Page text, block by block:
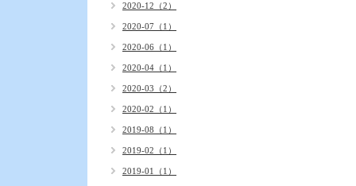
2020-12（2）
2020-07（1）
2020-06（1）
2020-04（1）
2020-03（2）
2020-02（1）
2019-08（1）
2019-02（1）
2019-01（1）